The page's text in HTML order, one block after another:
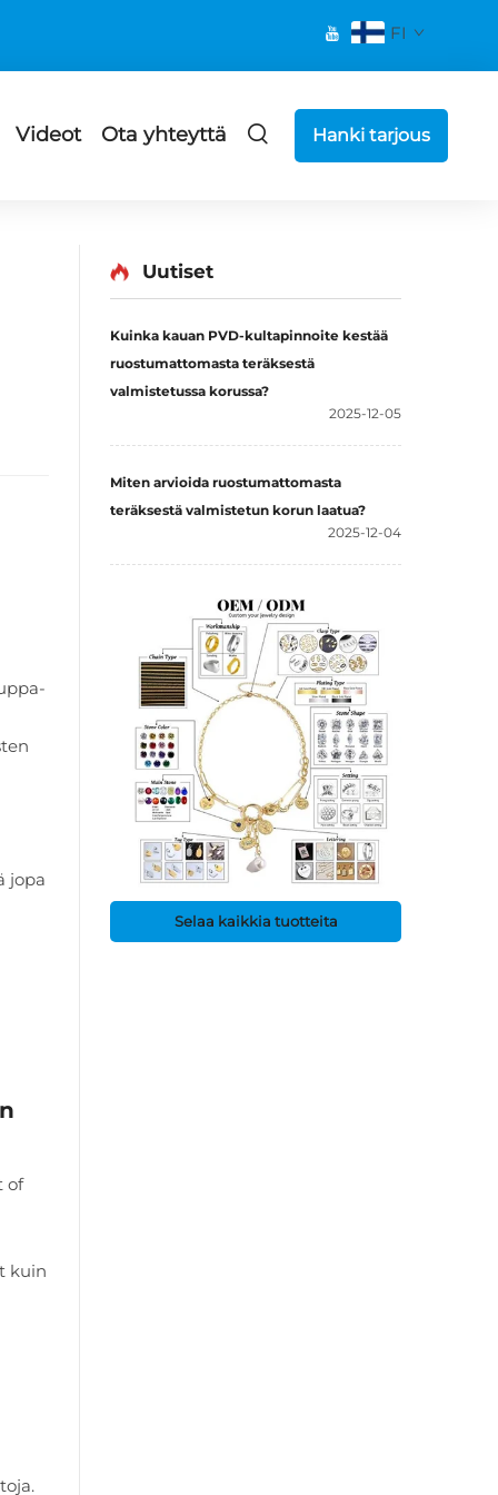
FI
Videot Ota yhteyttä Hanki tarjous
jopa
of
kuin
Uutiset
Kuinka kauan PVD-kultapinnoite kestää
ruostumattomasta teräksestä
valmistetussa korussa?
2025-12-05
Miten arvioida ruostumattomasta
teräksestä valmistetun korun laatua?
2025-12-04
Selaa kaikkia tuotteita